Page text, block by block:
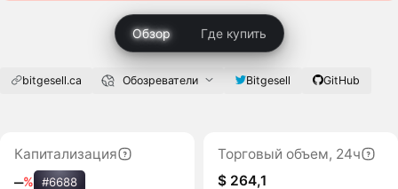
Обзор Где купить
bitgesell.ca Обозреватели Bitgesell GitHub
Капитализация
‒% #6688
Торговый объем, 24ч
$ 264,1